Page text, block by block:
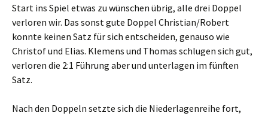
Start ins Spiel etwas zu wünschen übrig, alle drei Doppel
verloren wir. Das sonst gute Doppel Christian/Robert
konnte keinen Satz für sich entscheiden, genauso wie
Christof und Elias. Klemens und Thomas schlugen sich gut,
verloren die 2:1 Führung aber und unterlagen im fünften
Satz.
Nach den Doppeln setzte sich die Niederlagenreihe fort,